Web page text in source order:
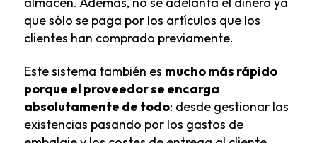
que sólo se paga por los artículos que los
clientes han comprado previamente.
Este sistema también es mucho más rápido
porque el proveedor se encarga
absolutamente de todo: desde gestionar las
existencias pasando por los gastos de